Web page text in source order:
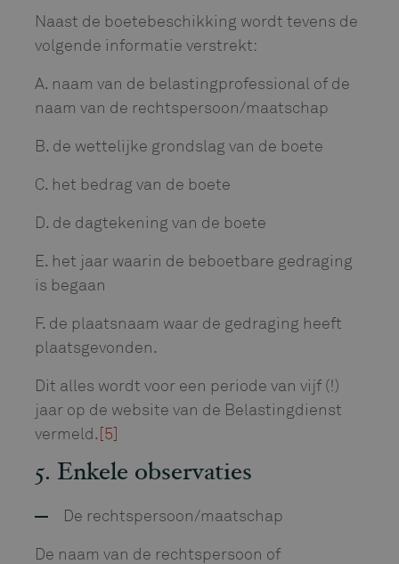
Naast de boetebeschikking wordt tevens de
volgende informatie verstrekt:
A. naam van de belastingprofessional of de
naam van de rechtspersoon/maatschap
B. de wettelijke grondslag van de boete
C. het bedrag van de boete
D. de dagtekening van de boete
E. het jaar waarin de beboetbare gedraging
is begaan
F. de plaatsnaam waar de gedraging heeft
plaatsgevonden.
Dit alles wordt voor een periode van vijf (!)
jaar op de website van de Belastingdienst
vermeld.[5]
5. Enkele observaties
De rechtspersoon/maatschap
De naam van de rechtspersoon of